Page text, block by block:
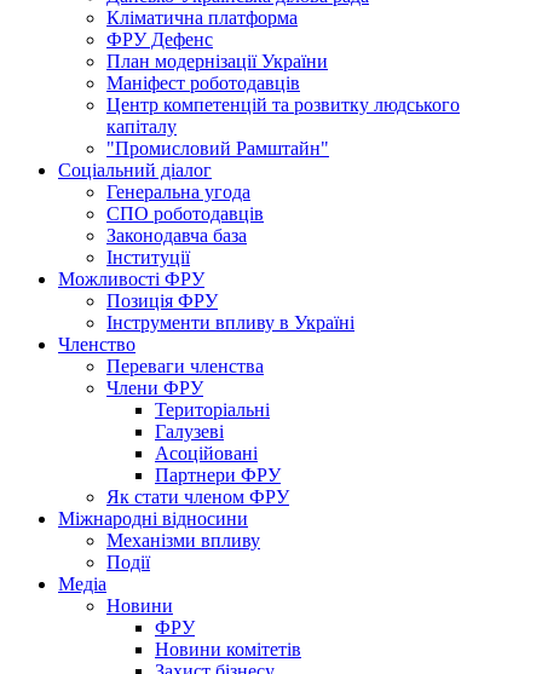
Кліматична платформа
ФРУ Дефенс
План модернізації України
Маніфест роботодавців
Центр компетенцій та розвитку людського
капіталу
"Промисловий Рамштайн"
Соціальний діалог
Генеральна угода
СПО роботодавців
Законодавча база
Інституції
Можливості ФРУ
Позиція ФРУ
Інструменти впливу в Україні
Членство
Переваги членства
Члени ФРУ
Територіальні
Галузеві
Асоційовані
Партнери ФРУ
Як стати членом ФРУ
Міжнародні відносини
Механізми впливу
Події
Медіа
Новини
ФРУ
Новини комітетів